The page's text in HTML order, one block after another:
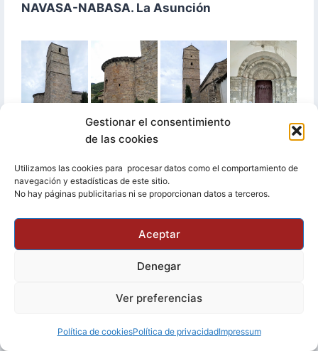
Gestionar el consentimiento
de las cookies
Utilizamos las cookies para procesar datos como el comportamiento de
navegación y estadísticas de este sitio.
No hay páginas publicitarias ni se proporcionan datos a terceros.
Aceptar
Denegar
Ver preferencias
Política de cookiesPolítica de privacidadImpressum
NAVASA-NABASA. La Asunción